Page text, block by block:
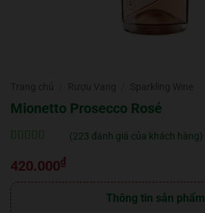
Mionetto Prosecco Rosé
trênđánh
giá
(223 đánh giá của khách hàng)
420.000₫
Thông tin sản phẩm